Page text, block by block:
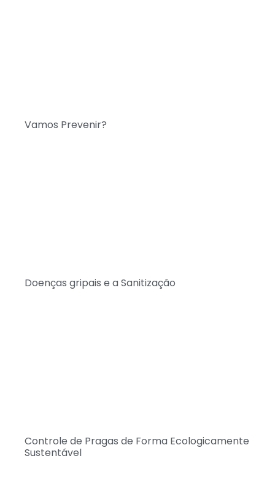
Vamos Prevenir?
Doenças gripais e a Sanitização
Controle de Pragas de Forma Ecologicamente
Sustentável